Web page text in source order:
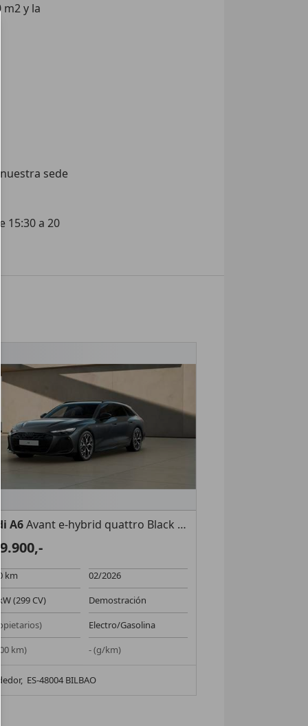
y la
sede
15:30 a 20
A6 Avant e-hybrid quattro Black line S tronic 220kW
km
02/2026
(299 CV)
Demostración
Electro/Gasolina
km)
- (g/km)
ES-48004 BILBAO